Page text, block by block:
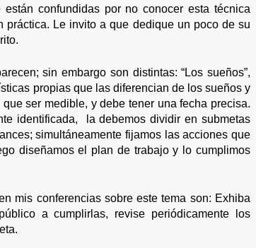
confundidas por no conocer esta técnica
Le invito a que dedique un poco de su
sin embargo son distintas: “Los sueños”,
propias que las diferencian de los sueños y
ser medible, y debe tener una fecha precisa.
identificada, la debemos dividir en submetas
simultáneamente fijamos las acciones que
diseñamos el plan de trabajo y lo cumplimos
mis conferencias sobre este tema son: Exhiba
a cumplirlas, revise periódicamente los